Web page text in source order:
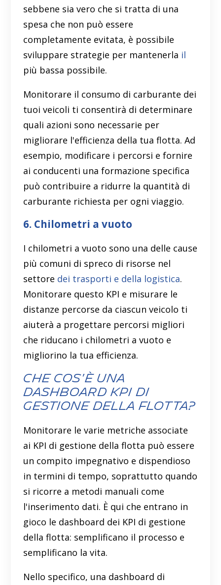
sebbene sia vero che si tratta di una
spesa che non può essere
completamente evitata, è possibile
sviluppare strategie per mantenerla il
più bassa possibile.
Monitorare il consumo di carburante dei
tuoi veicoli ti consentirà di determinare
quali azioni sono necessarie per
migliorare l'efficienza della tua flotta. Ad
esempio, modificare i percorsi e fornire
ai conducenti una formazione specifica
può contribuire a ridurre la quantità di
carburante richiesta per ogni viaggio.
6. Chilometri a vuoto
I chilometri a vuoto sono una delle cause
più comuni di spreco di risorse nel
settore dei trasporti e della logistica.
Monitorare questo KPI e misurare le
distanze percorse da ciascun veicolo ti
aiuterà a progettare percorsi migliori
che riducano i chilometri a vuoto e
migliorino la tua efficienza.
Che cos'è una
dashboard KPI di
gestione della flotta?
Monitorare le varie metriche associate
ai KPI di gestione della flotta può essere
un compito impegnativo e dispendioso
in termini di tempo, soprattutto quando
si ricorre a metodi manuali come
l'inserimento dati. È qui che entrano in
gioco le dashboard dei KPI di gestione
della flotta: semplificano il processo e
semplificano la vita.
Nello specifico, una dashboard di